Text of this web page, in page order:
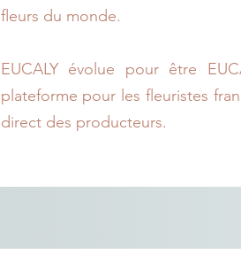
fleurs du monde.
EUCALY évolue pour être
plateforme pour les fleuristes
direct des producteurs.